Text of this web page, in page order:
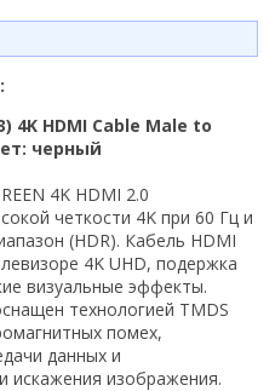
4K HDMI Cable Male to
черный
4K HDMI 2.0
четкости 4K при 60 Гц и
(HDR). Кабель HDMI
4K UHD, подержка
визуальные эффекты.
технологией TMDS
помех,
данных и
искажения изображения.